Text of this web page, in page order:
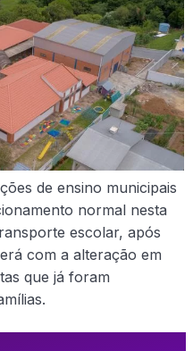
de ensino municipais
normal nesta
escolar, após
com a alteração em
que já foram